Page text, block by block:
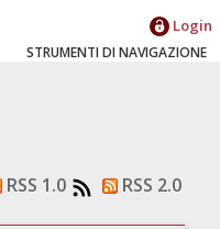
Login
STRUMENTI DI NAVIGAZIONE
RSS 1.0 RSS 2.0